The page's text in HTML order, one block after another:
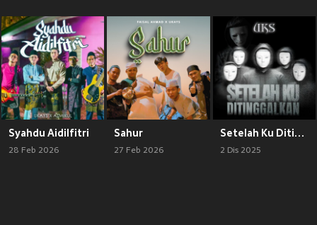
Syahdu Aidilfitri
28 Feb 2026
Sahur
27 Feb 2026
Setelah Ku Ditinggalkan
2 Dis 2025